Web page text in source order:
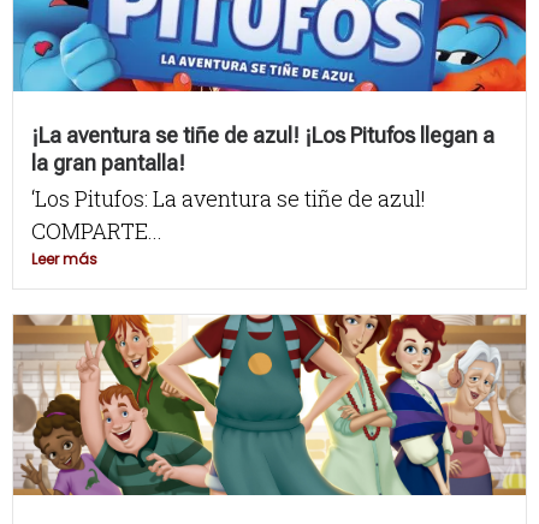
¡La aventura se tiñe de azul! ¡Los Pitufos llegan a
la gran pantalla!
‘Los Pitufos: La aventura se tiñe de azul!
COMPARTE...
Leer más